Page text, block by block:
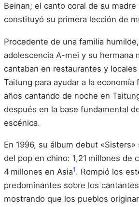
Beinan; el canto coral de su madre
constituyó su primera lección de
Procedente de una familia
adolescencia A-mei y su hermana
cantaban en restaurantes y
Taitung para ayudar a la economía
años cantando de noche en
después en la base fundamental
escénica.
En 1996, su álbum debut
del pop en chino: 1,21 millones de
4 millones en Asia1. Rompió los
predominantes sobre los
mostrando que los pueblos